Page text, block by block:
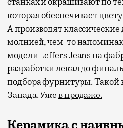
станках и окрашивают по
которая обеспечивает
А производят
молнией, чем-то
модели Leffers Jeans на
разработки лекал до
подбора фурнитуры. Такой
Запада. Ужев продаже.